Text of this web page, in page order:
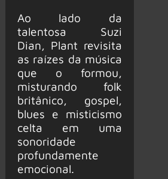
Ao lado da
talentosa Suzi
Dian, Plant revisita
as raízes da música
que o formou,
misturando folk
britânico, gospel,
blues e misticismo
celta em uma
sonoridade
profundamente
emocional.